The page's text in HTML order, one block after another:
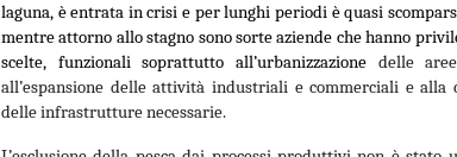
laguna, è entrata in crisi e per lunghi periodi è quasi
mentre attorno allo stagno sono sorte aziende che hanno
scelte, funzionali soprattutto all’urbanizzazione delle
all’espansione delle attività industriali e commerciali e alla
delle infrastrutture necessarie.